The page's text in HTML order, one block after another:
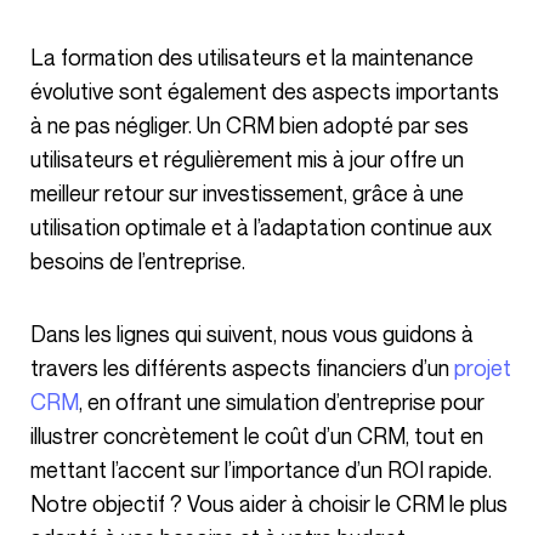
La formation des utilisateurs et la maintenance
évolutive sont également des aspects importants
à ne pas négliger. Un CRM bien adopté par ses
utilisateurs et régulièrement mis à jour offre un
meilleur retour sur investissement, grâce à une
utilisation optimale et à l’adaptation continue aux
besoins de l’entreprise.
Dans les lignes qui suivent, nous vous guidons à
travers les différents aspects financiers d’unprojet
CRM, en offrant une simulation d’entreprise pour
illustrer concrètement le coût d’un CRM, tout en
mettant l’accent sur l’importance d’un ROI rapide.
Notre objectif ? Vous aider à choisir le CRM le plus